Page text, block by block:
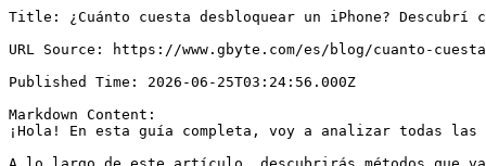
Title: ¿Cuánto cuesta desbloquear un iPhone? Descubrí cuánto se paga realmente

URL Source: https://www.gbyte.com/es/blog/cuanto-cuesta-desbloquear-iphone

Published Time: 2026-06-25T03:24:56.000Z

Markdown Content:
¡Hola! En esta guía completa, voy a analizar todas las opciones para desbloquear un iPhone y cuánto cuestan realmente.

A lo largo de este artículo, descubrirás métodos que van desde alternativas gratuitas hasta soluciones que pueden costar más de **US$150**, para que puedas elegir la opción con la mejor relación calidad-precio y encontrar el servicio más adecuado para tu situación. Como ejemplo, utilizaremos el **iPhone 11** para comparar los distintos escenarios.

## ¿Cuánto cuesta desbloquear un iPhone?

El costo de desbloquear un iPhone puede variar entre **US$0 y más de US$150**, dependiendo del tipo de bloqueo involucrado. En algunos casos, incluso, no existe una solución viable para eliminarlo.

En términos generales, los bloqueos de iPhone pueden dividirse en tres categorías principales. Cada una tiene un propósito diferente, utiliza mecanismos de seguridad distintos y requiere métodos específicos para ser eliminada. Como consecuencia, el nivel de dificultad también varía y, cuanto más complejo sea el desbloqueo, mayor suele ser el costo.

## **Guía rápida: identifica tu tipo de bloqueo**

*   ¿Cuánto cuesta eliminar el bloqueo de pantalla del iPhone? → Parte 1

*   ¿Cuánto cuesta desbloquear el bloqueo de operador (SIM Lock)? → Parte 2

*   ¿Cuánto cuesta eliminar el Bloqueo de Activación de iCloud? → Parte 3

## Los 3 tipos de bloqueo más comunes en un iPhone

### Bloqueo de pantalla

El bloqueo de pantalla es el más fácil de entender: se trata del código numérico de 4 o 6 dígitos que introduces al encender el iPhone o al desbloquear la pantalla (o del código de seguridad que se solicita cuando Face ID no puede reconocer tu rostro).

Si introduces una contraseña incorrecta 10 veces seguidas, el iPhone quedará completamente bloqueado y podrá mostrar mensajes como **"iPhone no disponible"**.

También es el tipo de bloqueo más fácil de eliminar, ya que la contraseña existe únicamente dentro del propio dispositivo.

Sin embargo, por motivos de protección de la privacidad, Apple establece que la única forma de eliminar este bloqueo es realizar una restauración forzada del dispositivo.

Después de la restauración, todos los datos almacenados en el iPhone se borrarán por completo.

### Bloqueo de operador (SIM Lock)

Muchas personas nunca han oído hablar de este tipo de bloqueo. A diferencia de los demás, no es creado por Apple, sino por las compañías telefónicas. Además, solo existe en algunos países, como Estados Unidos.

En pocas palabras, este bloqueo fue diseñado para evitar que los usuarios aprovechen los descuentos ofrecidos por las operadoras al comprar un iPhone mediante planes o contratos de permanencia. Por este motivo, la compañía restringe el uso del dispositivo durante un período determinado, que puede variar desde unos pocos meses hasta varios años.

Tomando como ejemplo a AT&T y T-Mobile, normalmente es necesario pagar completamente el dispositivo o cumplir todo el período contractual (que puede ir desde unos meses hasta dos años) antes de solicitar el desbloqueo oficial.

Cuando un iPhone tiene este tipo de restricción, no puede utilizar tarjetas SIM de otras operadoras. Al insertar una SIM incompatible, el dispositivo suele mostrar mensajes como **"SIM no válida"** durante el proceso de activación.

### Bloqueo de Activación de iCloud

Este es el mecanismo de seguridad más potente de Apple y también el más difícil de superar. Forma parte de la función **Buscar**.

Cuando la función **Buscar mi iPhone** está activada, el número de serie del dispositivo queda vinculado al Apple ID del propietario en los servidores de Apple. Incluso si alguien roba el dispositivo o realiza una restauración completa de fábrica, el iPhone seguirá protegido.

En la práctica, después de la restauración, durante la primera pantalla de activación, el dispositivo se conecta a Internet y verifica la información directamente con los servidores de Apple. En ese momento, se solicitarán el Apple ID y la contraseña originalmente asociados al iPhone.

Por este motivo, también es el tipo de bloqueo más difícil de eliminar. Aunque pueden existir métodos no oficiales para determinados modelos y versiones de iOS, normalmente vienen acompañados de importantes limitaciones.

Por ejemplo, después del procedimiento, es posible que el dispositivo no pueda realizar llamadas, utilizar una tarjeta SIM con normalidad o acceder a servicios como iCloud.

## Parte 1: ¿Cuánto cuesta eliminar el bloqueo de pantalla del iPhone? US$0–US$50

### US$0: Desbloquear el iPhone con iTunes o Finder

Este método es completamente gratuito. Solo necesitas un ordenador para realizar el procedimiento.

1.   Pon el iPhone en **modo recuperación**.

> **📲 iPhone 8 y posteriores (iPhone X, 11, 12, 13, 14, 15)**
> 
> 
> 1.   Conecta el iPhone a una computadora (Mac o PC con iTunes/Finder)
> 
> 2.   Pulsa rápidamente **Volumen +**
> 
> 3.   Pulsa rápidamente **Volumen −**
> 
> 4.   Mantén presionado el **botón lateral (encendido)**
> 
> 5.   No lo sueltes hasta que aparezca la pantalla de modo recuperación (icono de cable y computadora)
> 
> 
> 
> **📲 iPhone 7 / 7 Plus**
> 
> 
> 1.   Conecta el iPhone a la computadora
> 
> 2.   Mantén presionados **botón lateral + volumen −**
> 
> 3.   Suelta cuando aparezca la pantalla de recuperación
> 
> 
> 
> **📲 iPhone 6s y anteriores**
> 
> 
> 1.   Conecta a la computadora
> 
> 2.   Mantén presionados **botón Home + botón de encendido**
> 
> 3.   Suelta cuando aparezca el modo recuperación

1.   Abre **Finder** (en Mac) o **iTunes** (en Windows).

2.   Espera a que el ordenador detecte el dispositivo.

3.   Aparecerá un mensaje similar a:

_“Se ha detectado un problema con el iPhone. Es necesario actualizar o restaurar el dispositivo.”_

4.   Selecciona **“Restaurar”**.

5.   El ordenador descargará la versión más reciente de iOS compatible con el dispositivo y la instalará automáticamente.

6.   Cuando el proceso finalice, el iPhone se reiniciará y mostrará la pantalla de configuración inicial.

### US$25,99: Utilizar una herramienta profesional de desbloqueo

[Gbyte Unlock](https://www.gbyte.com/es/iphone-unlock) ha sido sometido a diversas comprobaciones y se considera una solución segura que cumple con las normativas aplicables. Además, en comparación con otros programas de desbloqueo disponibles en el mercado, suele costar entre **US$10 y US$15 menos**, y ofrece una garantía de reembolso de 30 días.

Otro aspecto importante es la tasa de éxito. Aunque el método gratuito mediante iTunes o Finder funciona en muchos casos, es relativamente frecuente encontrarse con errores durante el proceso de restauración, especialmente mensajes que interrumpen el procedimiento antes de completarlo.

Por su parte, Gbyte Unlock no